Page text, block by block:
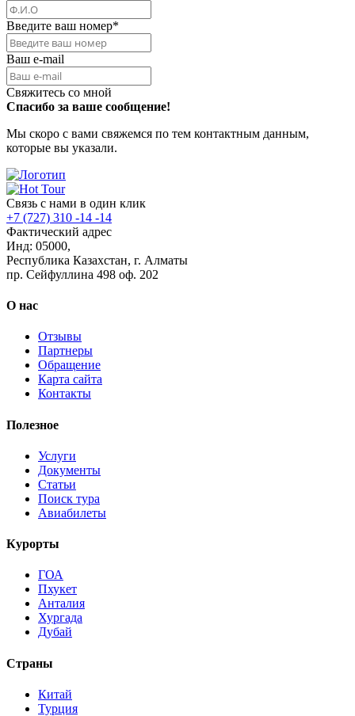
Введите ваш номер*
Ваш e-mail
Свяжитесь со мной
Спасибо за ваше сообщение!
Мы скоро с вами свяжемся по тем контактным данным,
которые вы указали.
Связь с нами в один клик
+7 (727) 310 -14 -14
Фактический адрес
Инд: 05000,
Республика Казахстан, г. Алматы
пр. Сейфуллина 498 оф. 202
О нас
Отзывы
Партнеры
Обращение
Карта сайта
Контакты
Полезное
Услуги
Документы
Статьи
Поиск тура
Авиабилеты
Курорты
ГОА
Пхукет
Анталия
Хургада
Дубай
Страны
Китай
Турция